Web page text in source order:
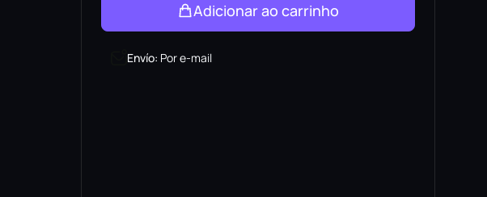
Adicionar ao carrinho
Envío: Por e-mail